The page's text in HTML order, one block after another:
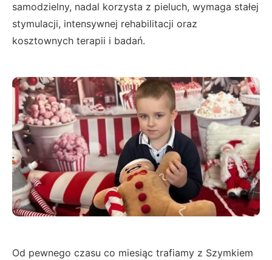
samodzielny, nadal korzysta z pieluch, wymaga stałej
stymulacji, intensywnej rehabilitacji oraz
kosztownych terapii i badań.
Od pewnego czasu co miesiąc trafiamy z Szymkiem